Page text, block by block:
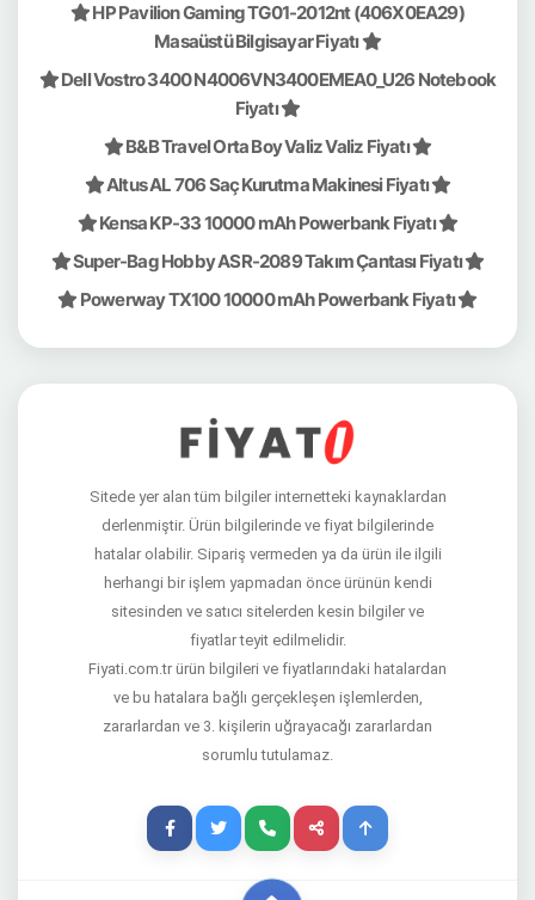
HP Pavilion Gaming TG01-2012nt (406X0EA29)
Masaüstü Bilgisayar Fiyatı
Dell Vostro 3400 N4006VN3400EMEA0_U26 Notebook
Fiyatı
B&B Travel Orta Boy Valiz Valiz Fiyatı
Altus AL 706 Saç Kurutma Makinesi Fiyatı
Kensa KP-33 10000 mAh Powerbank Fiyatı
Super-Bag Hobby ASR-2089 Takım Çantası Fiyatı
Powerway TX100 10000 mAh Powerbank Fiyatı
Sitede yer alan tüm bilgiler internetteki kaynaklardan
derlenmiştir. Ürün bilgilerinde ve fiyat bilgilerinde
hatalar olabilir. Sipariş vermeden ya da ürün ile ilgili
herhangi bir işlem yapmadan önce ürünün kendi
sitesinden ve satıcı sitelerden kesin bilgiler ve
fiyatlar teyit edilmelidir.
Fiyati.com.tr ürün bilgileri ve fiyatlarındaki hatalardan
ve bu hatalara bağlı gerçekleşen işlemlerden,
zararlardan ve 3. kişilerin uğrayacağı zararlardan
sorumlu tutulamaz.